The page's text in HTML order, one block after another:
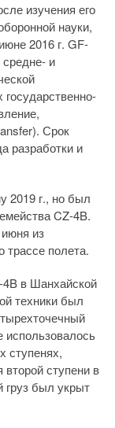
изучения его
науки,
2016 г. GF-
и
Срок
разработки и
2019 г., но был
CZ-4B.
из
трассе полета.
в Шанхайской
техники был
использовалось
ступенях,
ступени в
груз был укрыт